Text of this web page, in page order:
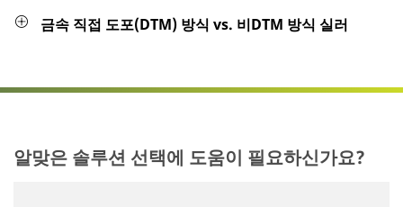
금속 직접 도포(DTM) 방식 vs. 비DTM 방식 실러
알맞은 솔루션 선택에 도움이 필요하신가요?